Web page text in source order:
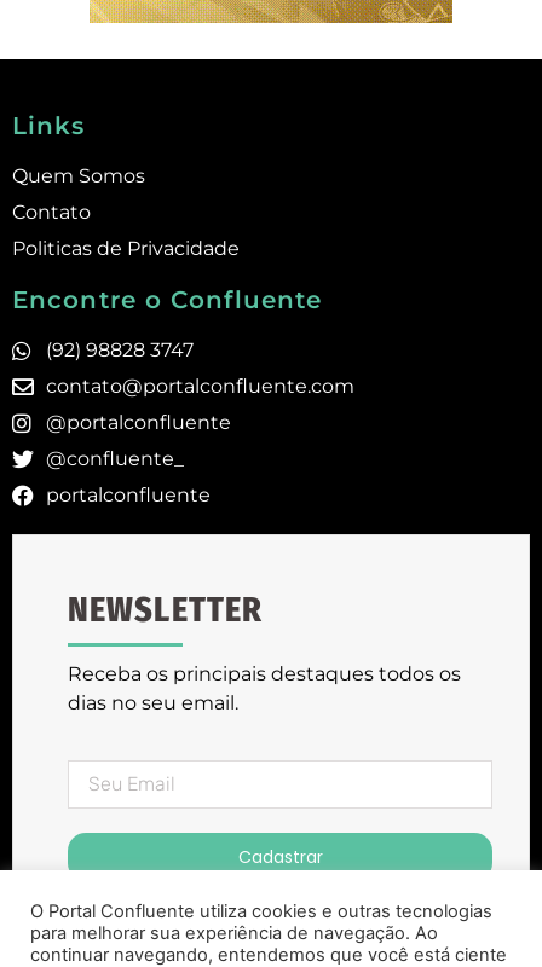
Links
Quem Somos
Contato
Politicas de Privacidade
Encontre o Confluente
(92) 98828 3747
contato@portalconfluente.com
@portalconfluente
@confluente_
portalconfluente
NEWSLETTER
Receba os principais destaques todos os
dias no seu email.
Cadastrar
O Portal Confluente utiliza cookies e outras tecnologias
para melhorar sua experiência de navegação. Ao
continuar navegando, entendemos que você está ciente